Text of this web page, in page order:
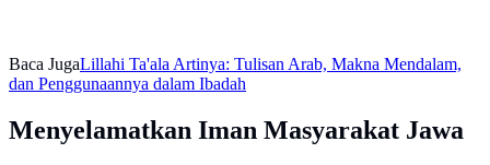
Baca JugaLillahi Ta'ala Artinya: Tulisan Arab, Makna Mendalam,
dan Penggunaannya dalam Ibadah
Menyelamatkan Iman Masyarakat Jawa